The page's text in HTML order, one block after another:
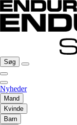
Søg
Nyheder
Mand
Kvinde
Barn